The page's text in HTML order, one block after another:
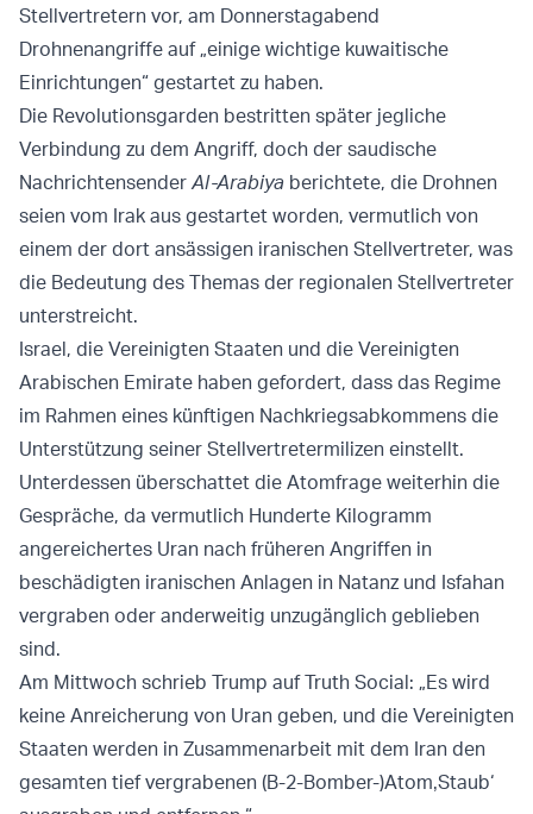
Stellvertretern vor, am Donnerstagabend
Drohnenangriffe auf „einige wichtige kuwaitische
Einrichtungen“ gestartet zu haben.
Die Revolutionsgarden bestritten später jegliche
Verbindung zu dem Angriff, doch der saudische
NachrichtensenderAl-Arabiya berichtete, die Drohnen
seien vom Irak aus gestartet worden, vermutlich von
einem der dort ansässigen iranischen Stellvertreter, was
die Bedeutung des Themas der regionalen Stellvertreter
unterstreicht.
Israel, die Vereinigten Staaten und die Vereinigten
Arabischen Emirate haben gefordert, dass das Regime
im Rahmen eines künftigen Nachkriegsabkommens die
Unterstützung seiner Stellvertretermilizen einstellt.
Unterdessen überschattet die Atomfrage weiterhin die
Gespräche, da vermutlich Hunderte Kilogramm
angereichertes Uran nach früheren Angriffen in
beschädigten iranischen Anlagen in Natanz und Isfahan
vergraben oder anderweitig unzugänglich geblieben
sind.
Am Mittwoch schrieb Trump auf Truth Social: „Es wird
keine Anreicherung von Uran geben, und die Vereinigten
Staaten werden in Zusammenarbeit mit dem Iran den
gesamten tief vergrabenen (B-2-Bomber-)Atom‚Staub‘